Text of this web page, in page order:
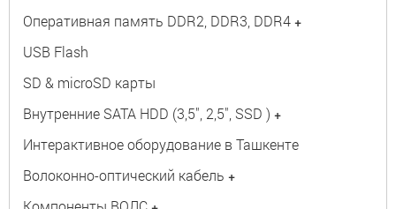
Оперативная память DDR2, DDR3, DDR4 +
USB Flash
SD & microSD карты
Внутренние SATA HDD (3,5", 2,5", SSD ) +
Интерактивное оборудование в Ташкенте
Волоконно-оптический кабель +